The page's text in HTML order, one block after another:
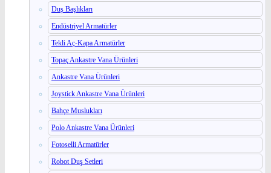
Duş Başlıkları
Endüstriyel Armatürler
Tekli Aç-Kapa Armatürler
Topaç Ankastre Vana Ürünleri
Ankastre Vana Ürünleri
Joystick Ankastre Vana Ürünleri
Bahçe Muslukları
Polo Ankastre Vana Ürünleri
Fotoselli Armatürler
Robot Duş Setleri